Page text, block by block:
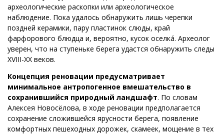
археологические раскопки или археологическое
наблюдение. Пока удалось обнаружить лишь черепки
поздней керамики, пару пластинок слюды, край
фарфорового блюдца и, вероятно, кусок оселкá. Археолог
уверен, что на ступеньке берега удастся обнаружить следы
XVIII-XX веков.
Концепция реновации предусматривает
минимальное антропогенное вмешательство в
сохранившийся природный ландшафт. По словам
Алексея Новосёлова, в ходе реновации предполагается
сохранение сложившейся ярусности берега, появление
комфортных пешеходных дорожек, скамеек, мощение в тех